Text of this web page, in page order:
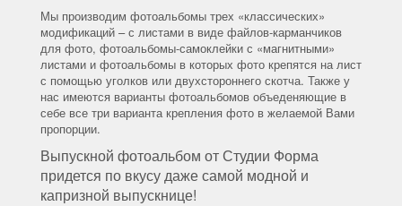
Мы производим фотоальбомы трех «классических»
модификаций – с листами в виде файлов-карманчиков
для фото, фотоальбомы-самоклейки с «магнитными»
листами и фотоальбомы в которых фото крепятся на лист
с помощью уголков или двухстороннего скотча. Также у
нас имеются варианты фотоальбомов объеденяющие в
себе все три варианта крепления фото в желаемой Вами
пропорции.
Выпускной фотоальбом от Студии Форма
придется по вкусу даже самой модной и
капризной выпускнице!